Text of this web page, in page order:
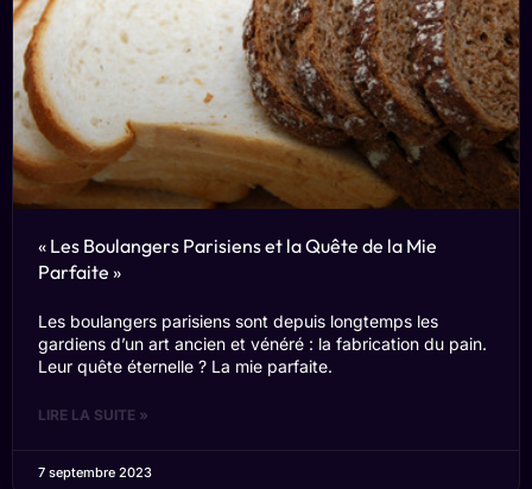
« Les Boulangers Parisiens et la Quête de la Mie
Parfaite »
Les boulangers parisiens sont depuis longtemps les
gardiens d’un art ancien et vénéré : la fabrication du pain.
Leur quête éternelle ? La mie parfaite.
LIRE LA SUITE »
7 septembre 2023